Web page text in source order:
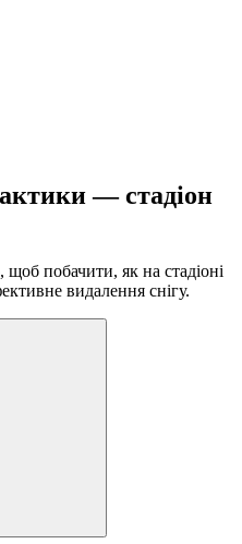
— стадіон
щоб побачити, як на стадіоні
видалення снігу.